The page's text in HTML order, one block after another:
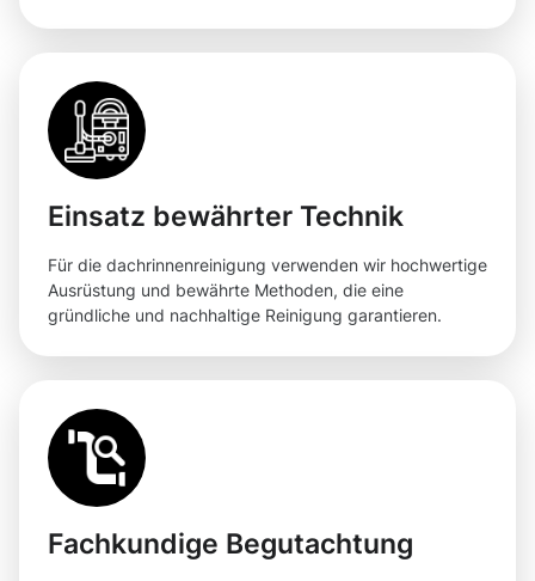
Einsatz bewährter Technik
Für die dachrinnenreinigung verwenden wir hochwertige
Ausrüstung und bewährte Methoden, die eine
gründliche und nachhaltige Reinigung garantieren.
Fachkundige Begutachtung